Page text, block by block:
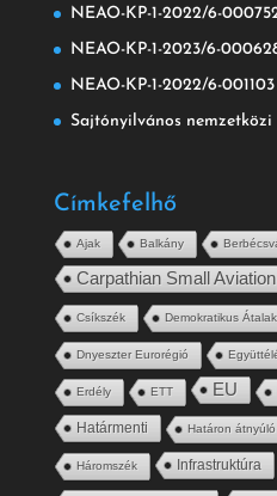
NEAO-KP-1-2022/6-
NEAO-KP-1-2023/6-
NEAO-KP-1-2022/6-001103
Sajtónyilvános
Címkefelhő
Ajak Balkány
Carpathian Small Aviation
Csíkszék Demokratikus
Dnyeszter Eurorégió
Erdély ETT EU
Határmenti Határon átnyúló
Háromszék Infrastruktúra